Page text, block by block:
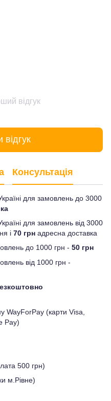
відгук
відгук
Консультація
для замовлень до 3000
для замовлень від 3000
і 70 грн адресна доставка
до 1000 грн - 50 грн
від 1000 грн -
WayForPay (карти Visa,
Pay)
500 грн)
м.Рівне)